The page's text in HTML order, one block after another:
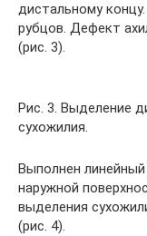
дистальному
рубцов. Дефект
(рис. 3).
Рис. 3. Выделение
сухожилия.
Выполнен
наружной
выделения
(рис. 4).